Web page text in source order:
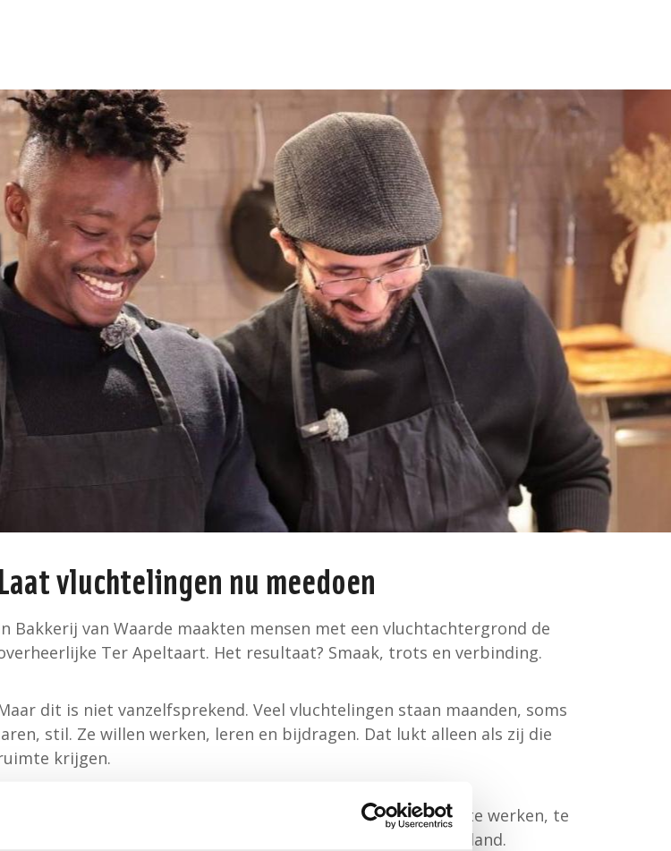
Laat vluchtelingen nu meedoen
Bakkerij van Waarde maakten mensen met een vluchtachtergrond de
Ter Apeltaart. Het resultaat? Smaak, trots en verbinding.
dit is niet vanzelfsprekend. Veel vluchtelingen staan maanden, soms
stil. Ze willen werken, leren en bijdragen. Dat lukt alleen als zij die
krijgen.
Met jouw donatie help je vluchtelingen om mee te doen. Om te werken, te
studeren en van betekenis te zijn voor zichzelf én voor Nederland.